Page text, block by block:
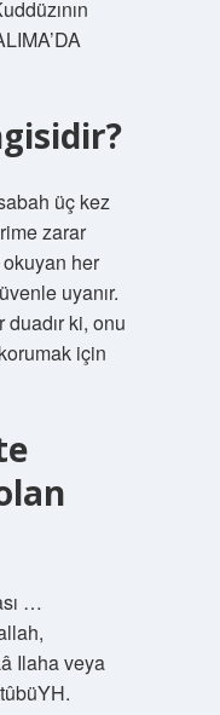
üç kez
zarar
her
uyanır.
ki, onu
için
…
Ilaha veya